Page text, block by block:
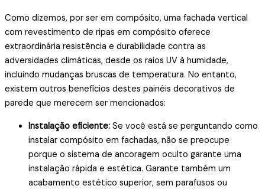
Como dizemos, por ser em compósito, uma fachada vertical
com revestimento de ripas em compósito oferece
extraordinária resistência e durabilidade contra as
adversidades climáticas, desde os raios UV à humidade,
incluindo mudanças bruscas de temperatura. No entanto,
existem outros benefícios destes painéis decorativos de
parede que merecem ser mencionados:
Instalação eficiente: Se você está se perguntando como
instalar compósito em fachadas, não se preocupe
porque o sistema de ancoragem oculto garante uma
instalação rápida e estética. Garante também um
acabamento estético superior, sem parafusos ou